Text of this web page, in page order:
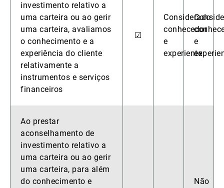
investimento relativo a
uma carteira ou ao gerir
uma carteira, avaliamos
o conhecimento e a
experiência do cliente
relativamente a
instrumentos e serviços
financeiros
☑
Considerado
conhecedor
e
experiente
e
Ao prestar
aconselhamento de
investimento relativo a
uma carteira ou ao gerir
uma carteira, para além
do conhecimento e
Não